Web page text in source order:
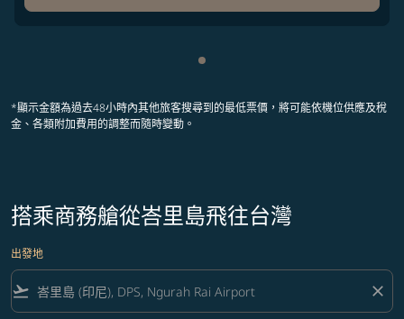
顯示 cmp-pagination-
*顯示金額為過去48小時內其他旅客搜尋到的最低票價，將可能依機位供應及稅
金、各類附加費用的調整而隨時變動。
搭乘商務艙從峇里島飛往台灣
出發地
flight_takeoff close